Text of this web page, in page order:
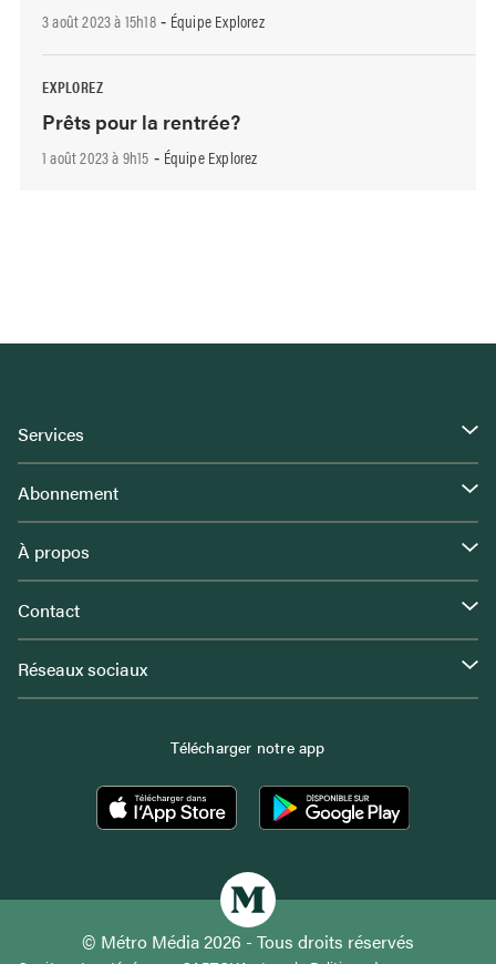
3 août 2023 à 15h18- Équipe Explorez
EXPLOREZ
Prêts pour la rentrée?
1 août 2023 à 9h15 - Équipe Explorez
Services
Abonnement
À propos
Contact
Réseaux sociaux
Télécharger notre app
© Métro Média 2026 - Tous droits réservés